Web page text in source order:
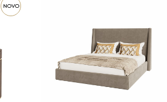
novo